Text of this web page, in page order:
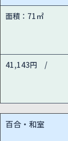
面積：71㎡
41,143円 /
百合・和室